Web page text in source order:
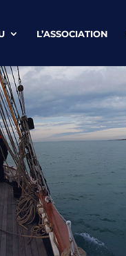
L’ASSOCIATION